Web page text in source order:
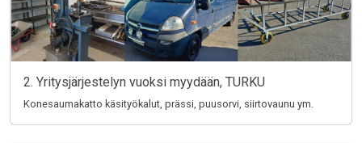
2. Yritysjärjestelyn vuoksi myydään, TURKU
Konesaumakatto käsityökalut, prässi, puusorvi, siirtovaunu ym.